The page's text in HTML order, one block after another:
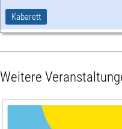
Kabarett
Weitere